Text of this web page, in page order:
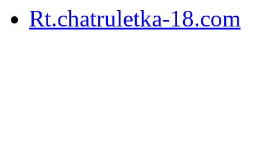
Rt.chatruletka-18.com